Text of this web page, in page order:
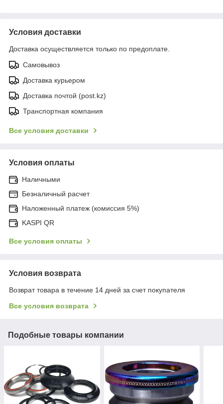
Условия доставки
Доставка осуществляется только по предоплате.
Самовывоз
Доставка курьером
Доставка почтой (post.kz)
Транспортная компания
Все условия доставки
Условия оплаты
Наличными
Безналичный расчет
Наложенный платеж (комиссия 5%)
KASPI QR
Все условия оплаты
Условия возврата
Возврат товара в течение 14 дней за счет покупателя
Все условия возврата
Подобные товары компании